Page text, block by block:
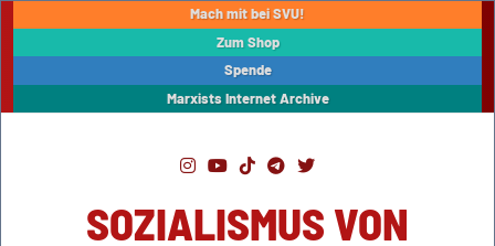
Mach mit bei SVU!
Zum Shop
Spende
Marxists Internet Archive
SOZIALISMUS VON